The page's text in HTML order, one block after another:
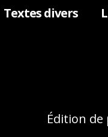
Textes divers
Édition de